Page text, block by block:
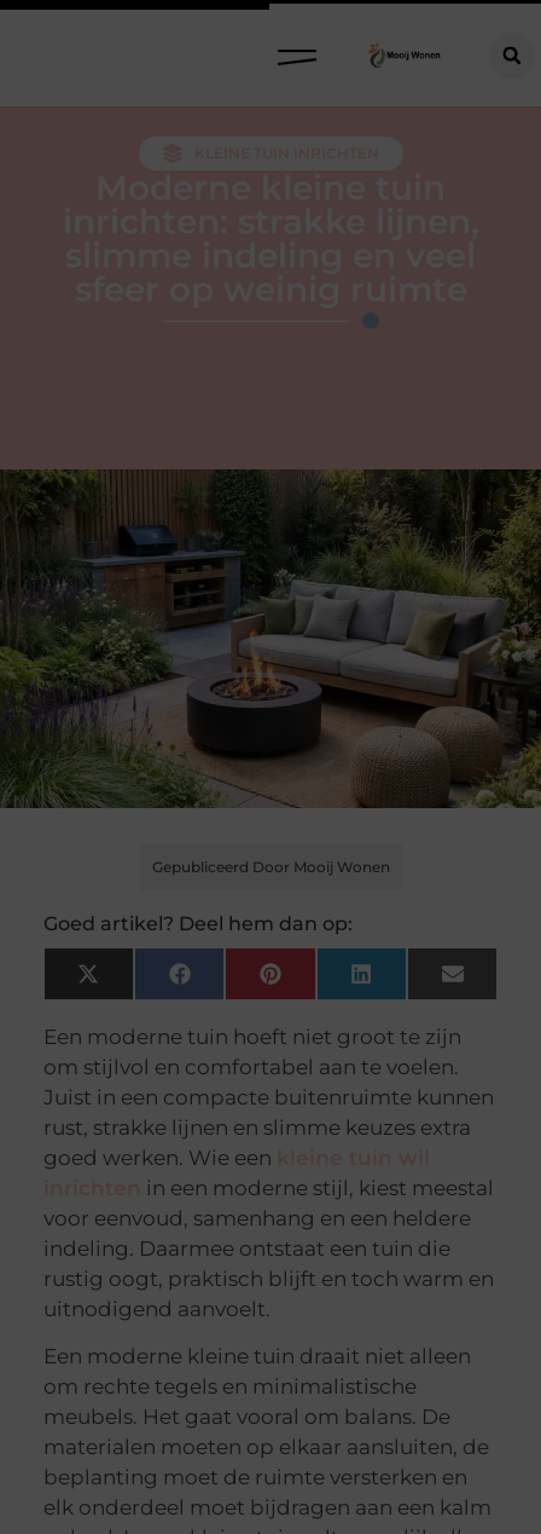
Gepubliceerd Door Mooij Wonen
Goed artikel? Deel hem dan op:
X
(Twitter)
FacebookPinterestLinkedInEmail
Een moderne tuin hoeft niet groot te zijn
om stijlvol en comfortabel aan te voelen.
Juist in een compacte buitenruimte kunnen
rust, strakke lijnen en slimme keuzes extra
goed werken. Wie een
in een moderne stijl, kiest meestal
voor eenvoud, samenhang en een heldere
indeling. Daarmee ontstaat een tuin die
rustig oogt, praktisch blijft en toch warm en
uitnodigend aanvoelt.
Een moderne kleine tuin draait niet alleen
om rechte tegels en minimalistische
meubels. Het gaat vooral om balans. De
materialen moeten op elkaar aansluiten, de
beplanting moet de ruimte versterken en
elk onderdeel moet bijdragen aan een kalm